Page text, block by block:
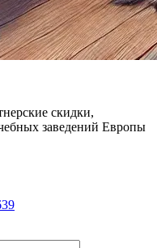
скидки,
заведений Европы